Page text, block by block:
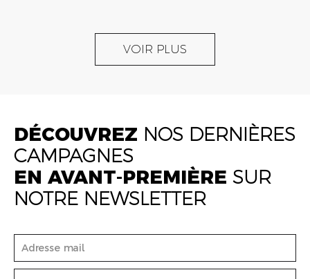
VOIR PLUS
DÉCOUVREZ NOS DERNIÈRES
CAMPAGNES
EN AVANT-PREMIÈRE SUR
NOTRE NEWSLETTER